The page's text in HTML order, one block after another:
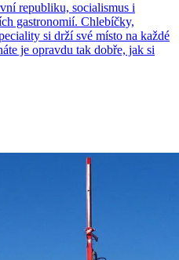
republiku, socialismus i
gastronomií. Chlebíčky,
si drží své místo na každé
je opravdu tak dobře, jak si